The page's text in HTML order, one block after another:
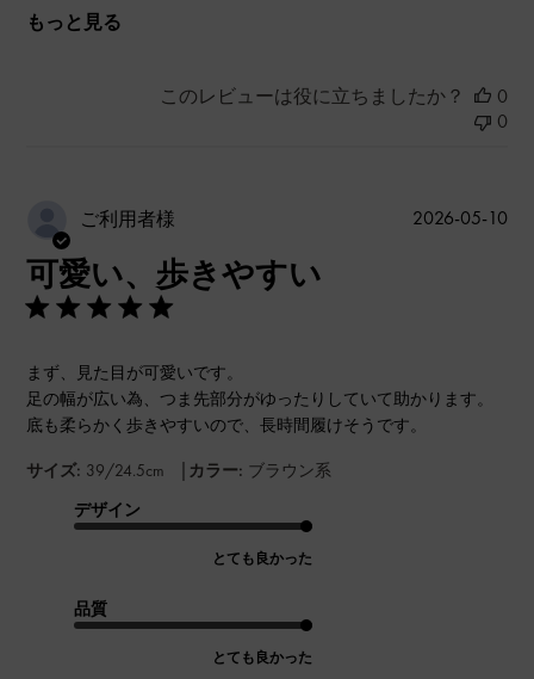
もっと見る
このレビューは役に立ちましたか？
0
0
ご利用者様
可愛い、歩きやすい
まず、見た目が可愛いです。
足の幅が広い為、つま先部分がゆったりしていて助かります。
底も柔らかく歩きやすいので、長時間履けそうです。
サイズ: 39/24.5cm | カラー: ブラウン系
デザイン
とても良かった
品質
とても良かった
公
2026-05-10